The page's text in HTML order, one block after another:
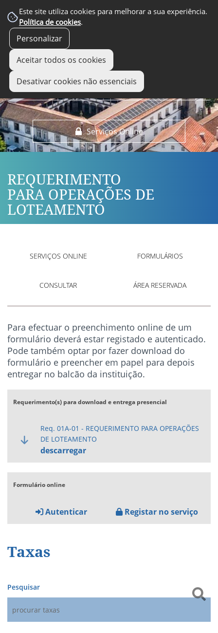
Este site utiliza cookies para melhorar a sua experiência.
Política de cookies.
Personalizar
Aceitar todos os cookies
Desativar cookies não essenciais
Serviços Online
EM DESTAQUE
REQUERIMENTO
PARA OPERAÇÕES DE
LOTEAMENTO
SERVIÇOS ONLINE FORMULÁRIOS
CONSULTAR ÁREA RESERVADA
Para efectuar o preenchimento online de um
formulário deverá estar registado e autenticado.
Pode também optar por fazer download do
formulário e preencher em papel para depois
entregar no balcão da instituição.
Requerimento(s) para download e entrega presencial
Req. 01A-01 - REQUERIMENTO PARA OPERAÇÕES
DE LOTEAMENTO
descarregar
Formulário online
Autenticar Registar no serviço
Taxas
Pesquisar